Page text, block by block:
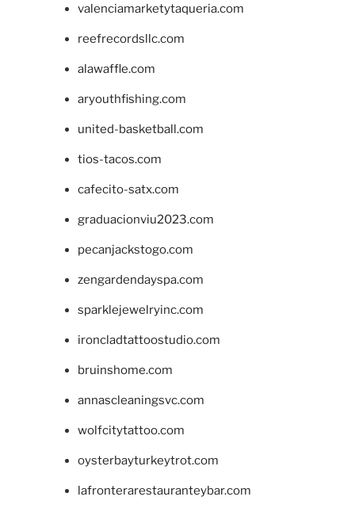
valenciamarketytaqueria.com
reefrecordsllc.com
alawaffle.com
aryouthfishing.com
united-basketball.com
tios-tacos.com
cafecito-satx.com
graduacionviu2023.com
pecanjackstogo.com
zengardendayspa.com
sparklejewelryinc.com
ironcladtattoostudio.com
bruinshome.com
annascleaningsvc.com
wolfcitytattoo.com
oysterbayturkeytrot.com
lafronterarestauranteybar.com